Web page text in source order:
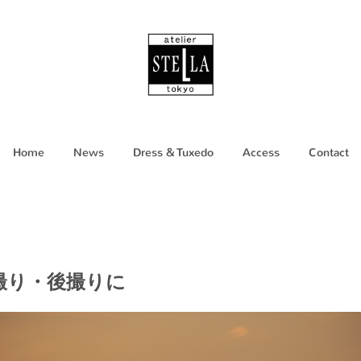
Home News Dress & Tuxedo Access Contact
・後撮りに